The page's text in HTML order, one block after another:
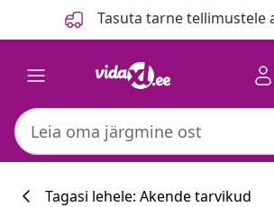
Tasuta tarne tellimustele
Tagasi lehele: Akende tarvikud